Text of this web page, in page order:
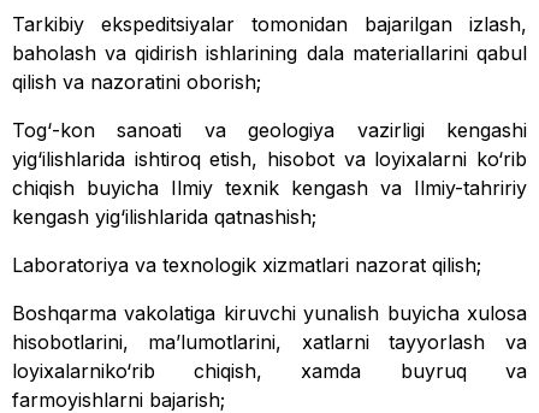
Tarkibiy ekspeditsiyalar tomonidan bajarilgan izlash,
baholash va qidirish ishlarining dala materiallarini qabul
qilish va nazoratini oborish;
Tog‘-kon sanoati va geologiya vazirligi kengashi
yig‘ilishlarida ishtiroq etish, hisobot va loyixalarni ko‘rib
chiqish buyicha Ilmiy texnik kengash va Ilmiy-tahririy
kengash yig‘ilishlarida qatnashish;
Laboratoriya va texnologik xizmatlari nazorat qilish;
Boshqarma vakolatiga kiruvchi yunalish buyicha xulosa
hisobotlarini, ma’lumotlarini, xatlarni tayyorlash va
loyixalarniko‘rib chiqish, xamda buyruq va
farmoyishlarni bajarish;